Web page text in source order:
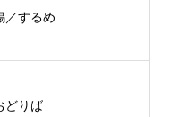
／するめ
どりば